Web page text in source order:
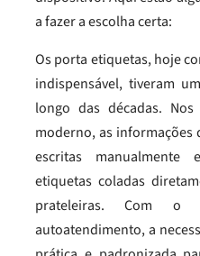
a fazer a escolha certa:
Os porta etiquetas, hoje
indispensável, tiveram
longo das décadas.
moderno, as informações
escritas manualmente
etiquetas coladas
prateleiras. Com
autoatendimento, a